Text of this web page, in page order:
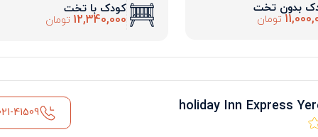
بدون تخت
تومان
کودک با تخت
12,340,000 تومان
41509